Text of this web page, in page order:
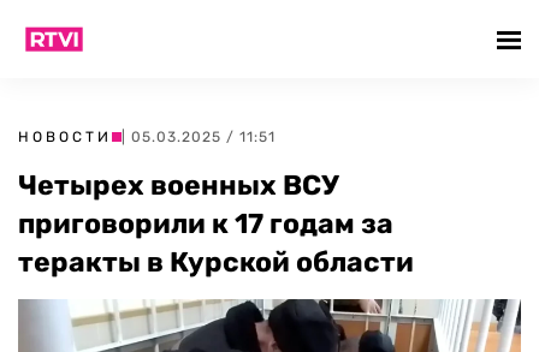
НОВОСТИ | 05.03.2025 / 11:51
Четырех военных ВСУ
приговорили к 17 годам за
теракты в Курской области